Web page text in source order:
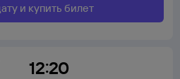
и купить билет
12:20